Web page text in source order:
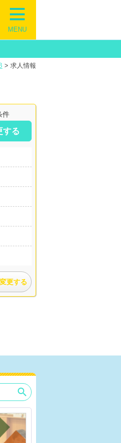
MENU
> 求人情報
件
する
更する
search